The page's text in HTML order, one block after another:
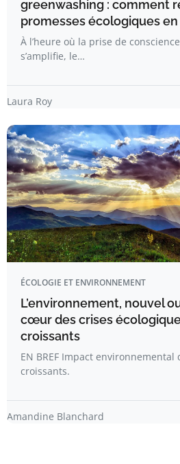
greenwashing : comment
promesses écologiques en
À l’heure où la prise de
s’amplifie, le…
Laura Roy
ÉCOLOGIE ET ENVIRONNEMENT
L’environnement, nouvel
cœur des crises
croissants
EN BREF Impact
croissants.
Amandine Blanchard